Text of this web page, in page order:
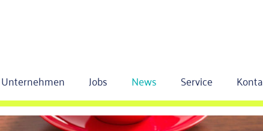
Unternehmen Jobs News Service